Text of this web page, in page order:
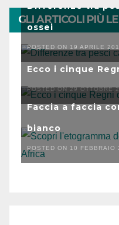
GLI ARTICOLI PIÙ
Differenze tra
ossei
POSTED ON 19 APRILE
Ecco i cinque
POSTED ON 29 OTTOBRE
Faccia a faccia
bianco
POSTED ON 10 FEBBRAIO